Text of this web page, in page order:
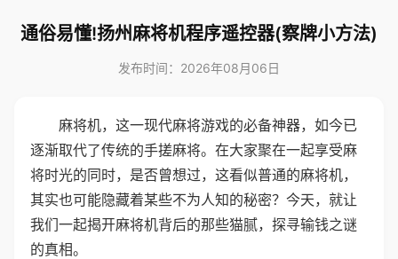
通俗易懂!扬州麻将机程序遥控器(察牌小方法)
发布时间：2026年08月06日
麻将机，这一现代麻将游戏的必备神器，如今已
逐渐取代了传统的手搓麻将。在大家聚在一起享受麻
将时光的同时，是否曾想过，这看似普通的麻将机，
其实也可能隐藏着某些不为人知的秘密？今天，就让
我们一起揭开麻将机背后的那些猫腻，探寻输钱之谜
的真相。